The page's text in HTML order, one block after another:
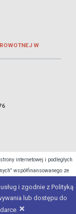
i zgodnie z Polityką
lub dostępu do
×
W
internetowej i podległych
współfinansowanego ze
| Pogoda: